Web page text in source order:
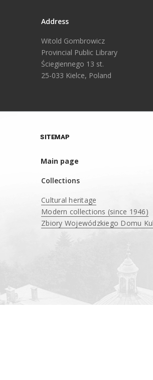
Address
Witold Gombrowicz
Provincial Public Library
Ściegiennego 13 st.
25-033 Kielce, Poland
SITEMAP
Main page
Collections
Cultural heritage
Modern collections (since 1946)
Zbiory Wojewódzkiego Domu